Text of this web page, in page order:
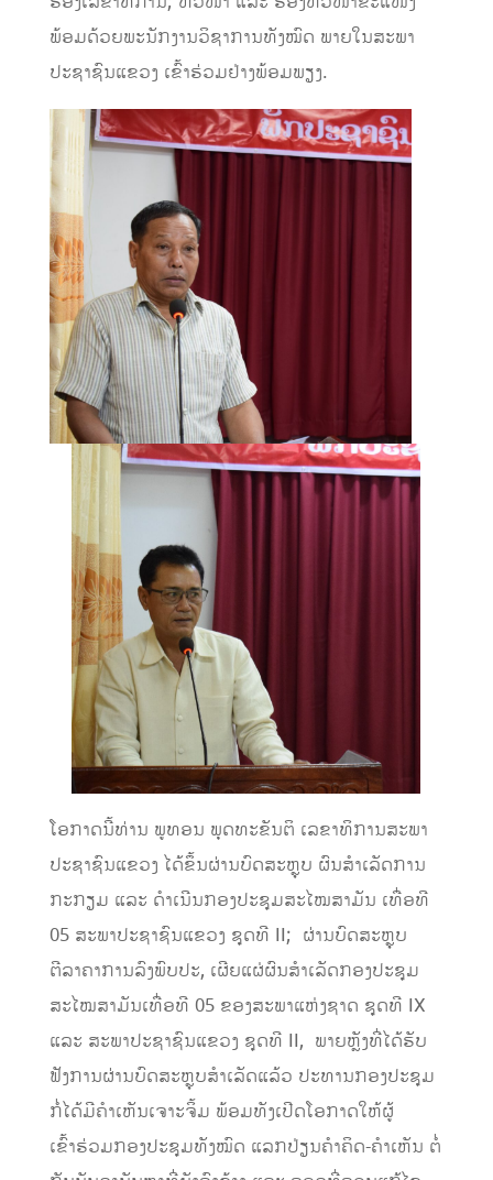
ພ້ອມດ້ວຍພະນັກງານວິຊາການທັງໝົດ ພາຍໃນສະພາ
ປະຊາຊົນແຂວງ ເຂົ້າຮ່ວມຢ່າງພ້ອມພຽງ.
ໂອກາດນີ້ທ່ານ ພູທອນ ພຸດທະຂັນຕິ ເລຂາທິການສະພາ
ປະຊາຊົນແຂວງ ໄດ້ຂຶ້ນຜ່ານບົດສະຫຼຸບ ຜົນສໍາເລັດການ
ກະກຽມ ແລະ ດໍາເນີນກອງປະຊຸມສະໄໝສາມັນ ເທື່ອທີ
05 ສະພາປະຊາຊົນແຂວງ ຊຸດທີ II; ຜ່ານບົດສະຫຼຸບ
ຕີລາຄາການລົງພົບປະ, ເຜີຍແຜ່ຜົນສໍາເລັດກອງປະຊຸມ
ສະໄໝສາມັນເທື່ອທີ 05 ຂອງສະພາແຫ່ງຊາດ ຊຸດທີ IX
ແລະ ສະພາປະຊາຊົນແຂວງ ຊຸດທີ II, ພາຍຫຼັງທີ່ໄດ້ຮັບ
ຟັງການຜ່ານບົດສະຫຼຸບສໍາເລັດແລ້ວ ປະທານກອງປະຊຸມ
ກໍ່ໄດ້ມີຄຳເຫັນເຈາະຈິ້ມ ພ້ອມທັງເປີດໂອກາດໃຫ້ຜູ້
ເຂົ້າຮ່ວມກອງປະຊຸມທັງໝົດ ແລກປ່ຽນຄໍາຄິດ-ຄໍາເຫັນ ຕໍ່